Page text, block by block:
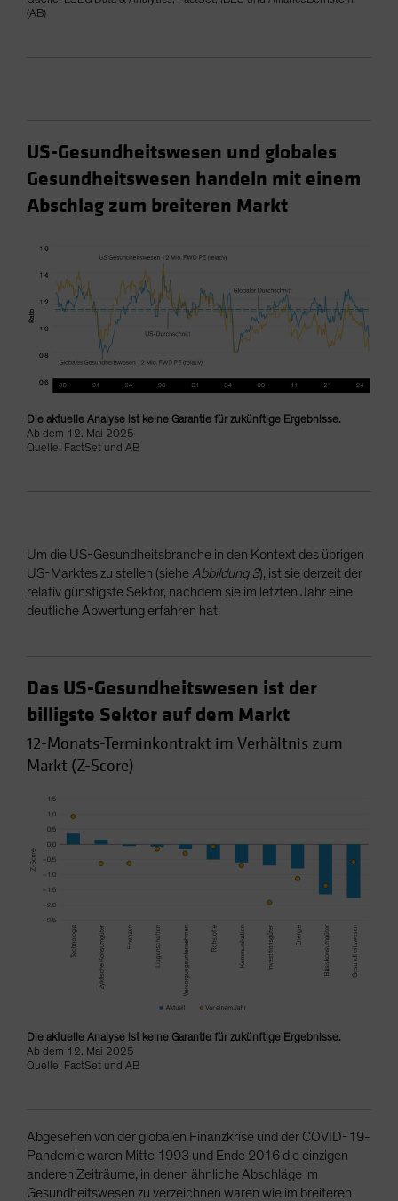
(AB)
US-Gesundheitswesen und globales
Gesundheitswesen handeln mit einem
Abschlag zum breiteren Markt
Die aktuelle Analyse ist keine Garantie für zukünftige Ergebnisse.
Ab dem 12. Mai 2025
Quelle: FactSet und AB
Um die US-Gesundheitsbranche in den Kontext des übrigen
US-Marktes zu stellen (siehe Abbildung 3), ist sie derzeit der
relativ günstigste Sektor, nachdem sie im letzten Jahr eine
deutliche Abwertung erfahren hat.
Das US-Gesundheitswesen ist der
billigste Sektor auf dem Markt
12-Monats-Terminkontrakt im Verhältnis zum
Markt (Z-Score)
Die aktuelle Analyse ist keine Garantie für zukünftige Ergebnisse.
Ab dem 12. Mai 2025
Quelle: FactSet und AB
Abgesehen von der globalen Finanzkrise und der COVID-19-
Pandemie waren Mitte 1993 und Ende 2016 die einzigen
anderen Zeiträume, in denen ähnliche Abschläge im
Gesundheitswesen zu verzeichnen waren wie im breiteren